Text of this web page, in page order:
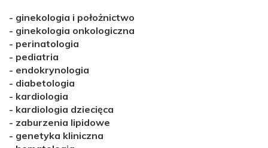
- ginekologia i położnictwo
- ginekologia onkologiczna
- perinatologia
- pediatria
- endokrynologia
- diabetologia
- kardiologia
- kardiologia dziecięca
- zaburzenia lipidowe
- genetyka kliniczna